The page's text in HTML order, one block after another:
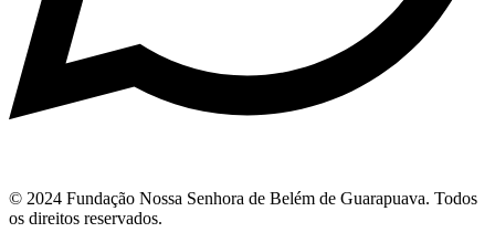
© 2024 Fundação Nossa Senhora de Belém de Guarapuava. Todos
os direitos reservados.